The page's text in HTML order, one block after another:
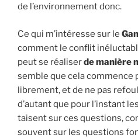
de l’environnement donc.
Ce qui m’intéresse sur le
comment le conflit
peut se réaliserde manière
semble que cela commence
librement, et de ne pas
d’autant que pour l’instant
taisent sur ces questions,
souvent sur les questions